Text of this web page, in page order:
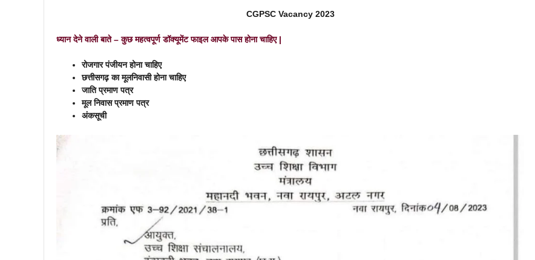
CGPSC Vacancy 2023
ध्यान देने वाली बाते – कुछ महत्वपूर्ण डॉक्यूमेंट फाइल आपके पास होना चाहिए |
रोजगार पंजीयन होना चाहिए
छत्तीसगढ़ का मूलनिवासी होना चाहिए
जाति प्रमाण पत्र
मूल निवास प्रमाण पत्र
अंकसूची